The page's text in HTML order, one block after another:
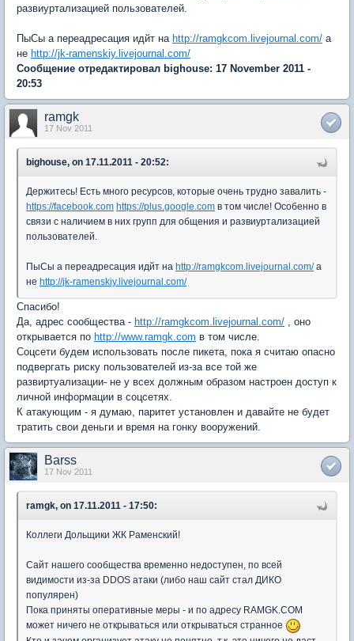
развиуртализацией пользователей.
ПыСы а переадресация идйт на http://ramgkcom.livejournal.com/ а
не http://jk-ramenskiy.livejournal.com/
Сообщение отредактировал bighouse: 17 November 2011 -
20:53
ramgk
17 Nov 2011
bighouse, on 17.11.2011 - 20:52:
Держитесь! Есть много ресурсов, которые очень трудно завалить -
https://facebook.com https://plus.google.com в том числе! Особенно в
связи с наличием в них групп для общения и развиуртализацией
пользователей.
ПыСы а переадресация идйт на http://ramgkcom.livejournal.com/а
не http://jk-ramenskiy.livejournal.com/
Спасибо!
Да, адрес сообщества - http://ramgkcom.livejournal.com/ , оно
открывается по http://www.ramgk.com в том числе.
Соцсети будем использовать после пикета, пока я считаю опасно
подвергать риску пользователей из-за все той же
развиртуализации- не у всех должным образом настроен доступ к
личной информации в соцсетях.
К атакующим - я думаю, паритет установлен и давайте не будет
тратить свои деньги и время на гонку вооружений.
Barss
17 Nov 2011
ramgk, on 17.11.2011 - 17:50:
Коллеги Дольщики ЖК Раменский!
Сайт нашего сообщества временно недоступен, по всей
видимости из-за DDOS атаки (либо наш сайт стал ДИКО
популярен)
Пока приняты оперативные меры - и по адресу RAMGK.COM
может ничего не открываться или открываться странное